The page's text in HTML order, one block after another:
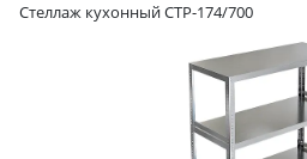
Стеллаж кухонный СТР-174/700